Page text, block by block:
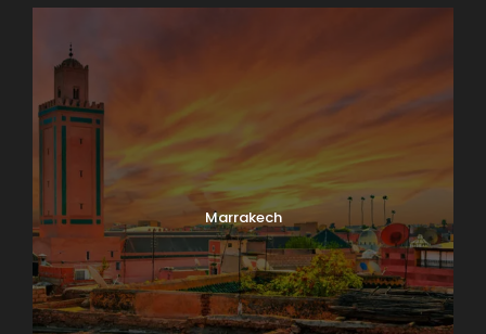
Marrakech